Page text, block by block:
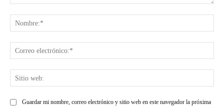
Guardar mi nombre, correo electrónico y sitio web en este navegador la próxima